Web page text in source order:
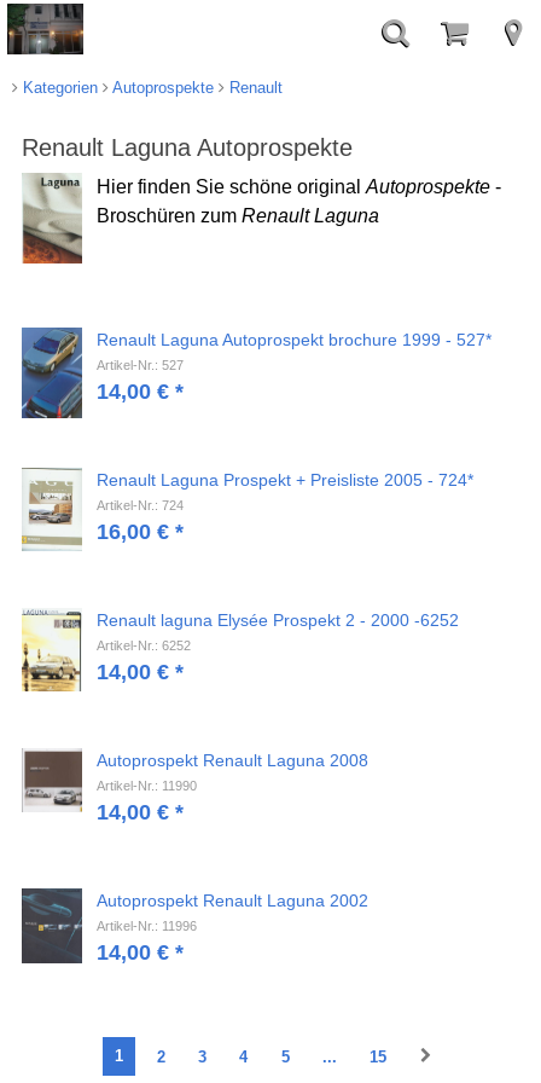
Kategorien Autoprospekte Renault
Renault Laguna Autoprospekte
Hier finden Sie schöne original Autoprospekte-
Broschüren zumRenault Laguna
Renault Laguna Autoprospekt brochure 1999 - 527*
Artikel-Nr.: 527
14,00 €*
Renault Laguna Prospekt + Preisliste 2005 - 724*
Artikel-Nr.: 724
16,00 €*
Renault laguna Elysée Prospekt 2 - 2000 -6252
Artikel-Nr.: 6252
14,00 €*
Autoprospekt Renault Laguna 2008
Artikel-Nr.: 11990
14,00 €*
Autoprospekt Renault Laguna 2002
Artikel-Nr.: 11996
14,00 €*
1 2 3 4 5 ... 15